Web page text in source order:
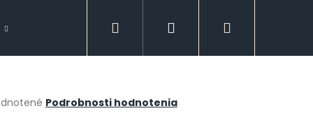
Spodná bielizeň
Hľadať Prihlásenie
Podrobnosti hodnotenia